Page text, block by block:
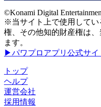
©Konami Digital
※当サイト上で使用して
権、その他知的財産権は
ます。
▶パワプロアプリ公式サイ
トップ
ヘルプ
運営会社
採用情報